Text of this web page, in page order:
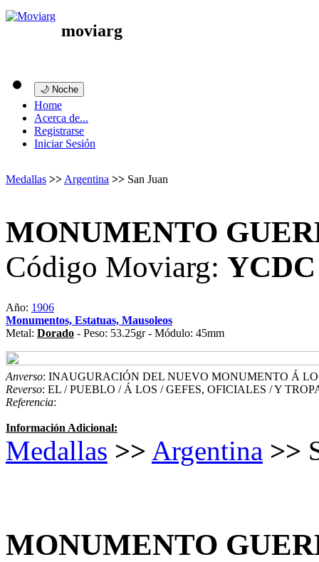
moviarg
🌙 Noche
Home
Acerca de...
Registrarse
Iniciar Sesión
Medallas >> Argentina >> San Juan
MONUMENTO
Código Moviarg: YCDC
Año: 1906
Monumentos, Estatuas, Mausoleos
Metal: Dorado - Peso: 53.25gr - Módulo: 45mm
Anverso: INAUGURACIÓN DEL NUEVO MONUMENTO Á
Reverso: EL / PUEBLO / Á LOS / GEFES, OFICIALES / Y
Referencia:
Información Adicional:
Medallas >> Argentina >>
MONUMENTO